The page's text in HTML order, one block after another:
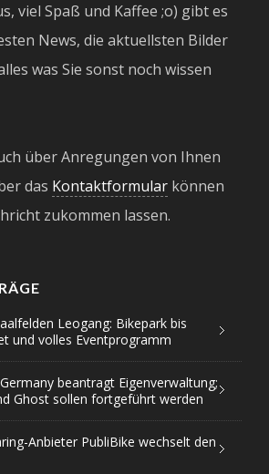
viel Spaß und Kaffee ;o) gibt es
News, die aktuellsten Bilder
was Sie sonst noch wissen
über Anregungen von Ihnen
das Kontaktformular können
zukommen lassen.
Leogang: Bikepark bis
und volles Eventprogramm
beantragt Eigenverwaltung;
Ghost sollen fortgeführt werden
Anbieter PubliBike wechselt den